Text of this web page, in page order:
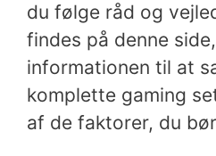
du følge råd og
findes på denne
informationen til at
komplette gaming
af de faktorer, du